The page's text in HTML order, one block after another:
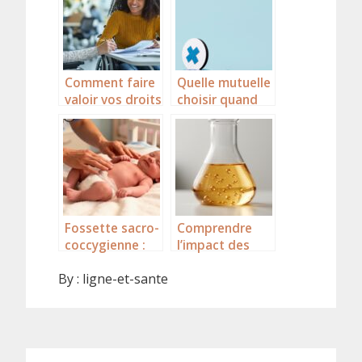
un petit-
déjeuner
équilibré
déserts
médicaux
Comment faire
valoir vos droits
en matière de
handicap
auprès de la
MDPH
Quelle mutuelle
choisir quand
on est artisan
Fossette sacro-
coccygienne :
et solutions
Comprendre
l’impact des
By : ligne-et-sante